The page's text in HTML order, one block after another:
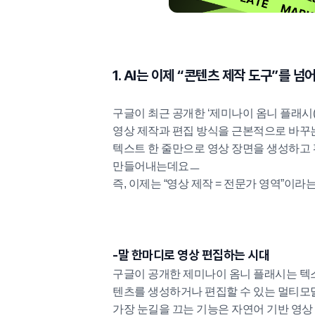
1. AI는 이제 “콘텐츠 제작 도구”를 넘
구글이 최근 공개한 ‘제미나이 옴니 플래
영상 제작과 편집 방식을 근본적으로 바꾸
텍스트 한 줄만으로 영상 장면을 생성하고
만들어내는데요ㅡ
즉, 이제는 “영상 제작 = 전문가 영역”이
-말 한마디로 영상 편집하는 시대
구글이 공개한 제미나이 옴니 플래시는
텐츠를 생성하거나 편집할 수 있는 멀티모
가장 눈길을 끄는 기능은 자연어 기반 영